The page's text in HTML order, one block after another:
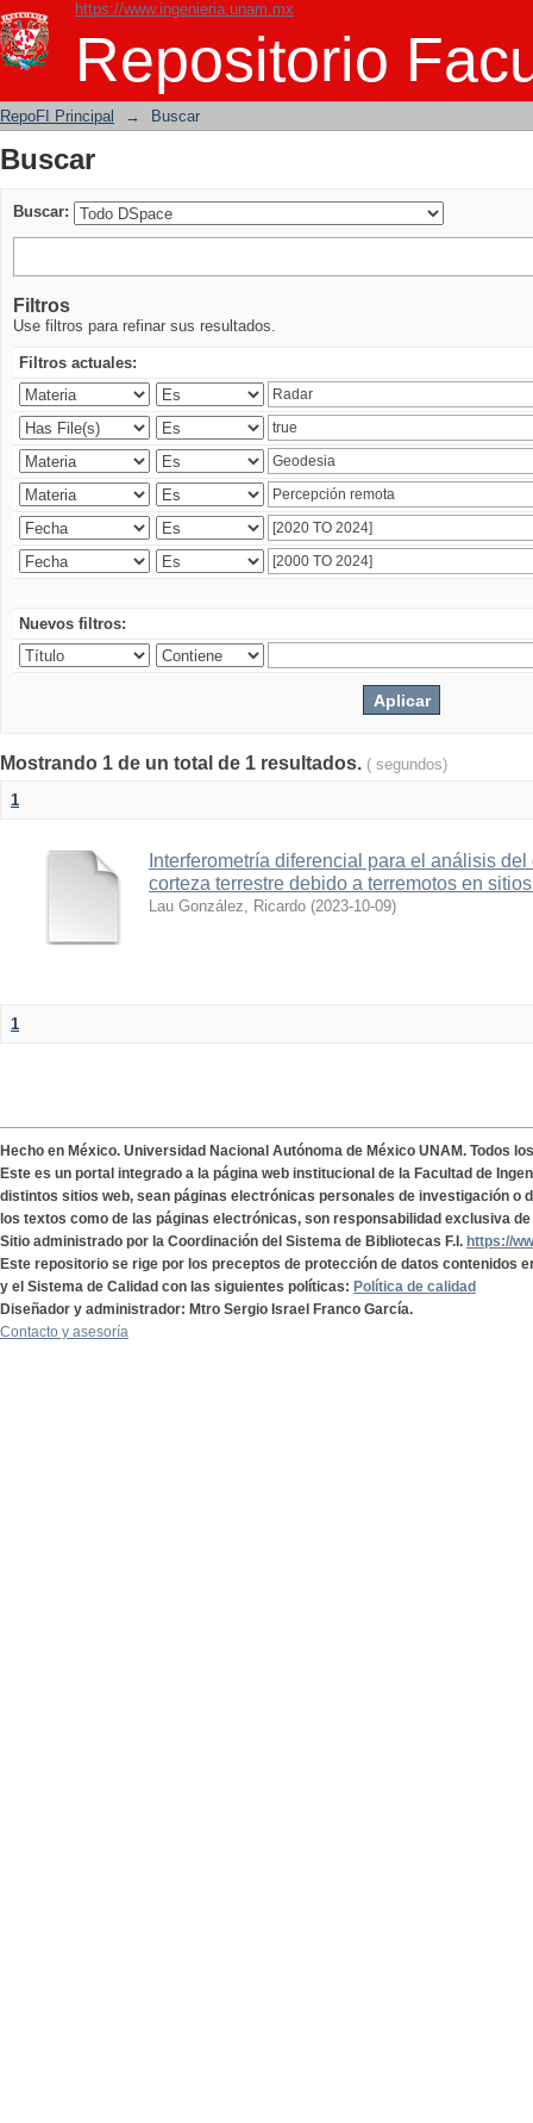
https://www.ingenieria.unam.mx
Repositorio
Buscar
RepoFI Principal → Buscar
Buscar
Buscar:
Filtros
Use filtros para refinar sus resultados.
Filtros actuales:
Nuevos filtros:
Mostrando 1 de un total de 1 resultados. ( segundos)
1
Interferometría diferencial para el análisis
corteza terrestre debido a terremotos en
Lau González, Ricardo (2023-10-09)
1
Hecho en México. Universidad Nacional Autónoma de México UNAM. Todos
Este es un portal integrado a la página web institucional de la Facultad de
distintos sitios web, sean páginas electrónicas personales de investigación o
los textos como de las páginas electrónicas, son responsabilidad exclusiva
Sitio administrado por la Coordinación del Sistema de Bibliotecas F.I. https://
Este repositorio se rige por los preceptos de protección de datos contenidos
y el Sistema de Calidad con las siguientes políticas: Política de calidad
Diseñador y administrador: Mtro Sergio Israel Franco García.
Contacto y asesoría